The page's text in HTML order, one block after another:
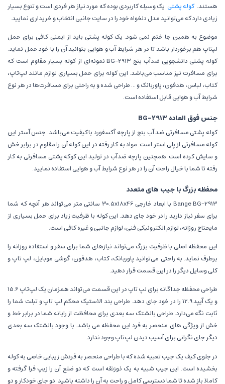
هستند. کوله پشتی یک وسیله کاربردی بوده که مورد نیاز هر فردی است و تنوع بسیار
زیادی دارد که می‌توانید مدل دلخواه خود را در سایت جانبی انتخاب و خریداری نمایید.
موضوع به همین جا ختم نمی شود. یک کوله پشتی باید از ایمنی کافی برای حمل
لپ‎تاپ هم برخوردار باشد تا در هر شرایط آب و هوایی بتوانید آن را با خود حمل نماید.
کوله پشتی دانشجویی ضدآب بنج BG-2913 نمونه‌ای از کوله بسیار مقاوم است که
برای مسافرت نیز مناسب می‌باشد. این کوله برای حمل بسیاری لوازم مانند لپ‌تاپ،
کتاب، لباس، هدفون، پاوربانک و ... طراحی شده و به راحتی برای مسافرت‌ها در هر نوع
شرایط آب و هوایی قابل استفاده است.
جنس فوق العاده BG-2913
کوله پشتی مسافرتی ضد آب بنج از پارچه آکسفورد باکیفیت می‌باشد. جنس آستر این
کوله مسافرتی از پلی استر است. مواد به کار رفته در این کوله آن را مقاوم در برابر خش
و سایش کرده است. همچنین پارچه ضدآب در تولید این کوکه پشتی مسافرتی به کار
رفته تا شما با خیال راحت آن را در هر نوع شرایط آب و هوایی استفاده نمایید.
محفظه بزرگ با جیب های متعدد
Bange BG-2913 با ابعاد خارجی 30.5x18x46 سانتی متر می‌تواند هر آنچه که شما
برای سفر نیاز دارید را در خود جای دهد. این کوله با ظرفیت زیاد برای حمل بسیاری از
مایحتاج روزانه، لوازم الکترونیکی فنی، لوازم جانبی و غیره کافی است.
این محفظه اصلی با ظرفیت بزرگ می‌تواند نیازهای شما برای سفر و استفاده روزانه را
برطرف نماید. به راحتی می‌توانید پاوربانک، کتاب، هدفون، گوشی موبایل، لپ تاپ و
کلی وسایل دیگر را در این قسمت قرار دهید.
طراحی محفظه جداگانه برای لپ تاپ در این قسمت می‌تواند همزمان یک لپ‌تاپ 15.6
و یک آیپد 12.9 را در خود جای دهد. طراحی بند الاستیک محکم لپ تاپ و تبلت شما را
ثابت نگه می‌دارد. طراحی بالشتک سه بعدی برای محافظت از رایانه شما در برابر خط و
خش از ویژگی های منحصر به فرد این محفظه می باشد. با وجود بالشتک سه بعدی
دیگر جای نگرانی برای آسیب دیدن لپ‌تاپ وجود ندارد.
در جلوی کیف یک جیب تعبیه شده که با طراحی منحصر به فردش زیبایی خاصی به کوله
بخشیده است. این جیب شبیه به یک ذوزنقه است که دو ضلع آن را زیپ فرا گرفته و
کاملا باز شده تا شما دسترسی کامل و راحت به آن را داشته باشید. دو جای خودکار و دو